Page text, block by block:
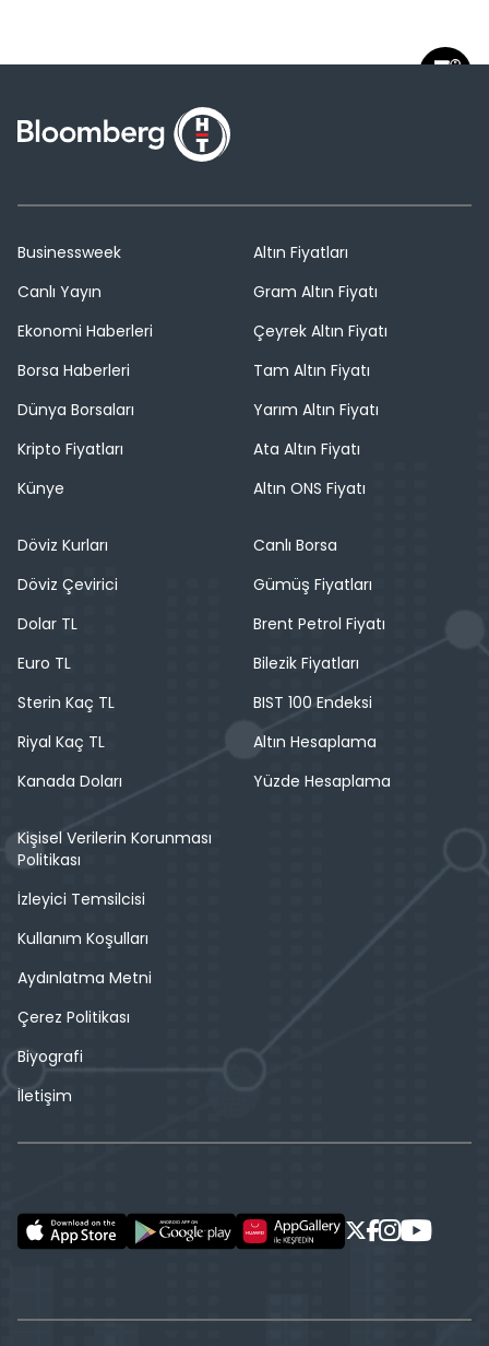
Businessweek
Canlı Yayın
Ekonomi Haberleri
Borsa Haberleri
Dünya Borsaları
Kripto Fiyatları
Künye
Altın Fiyatları
Gram Altın Fiyatı
Çeyrek Altın Fiyatı
Tam Altın Fiyatı
Yarım Altın Fiyatı
Ata Altın Fiyatı
Altın ONS Fiyatı
Döviz Kurları
Döviz Çevirici
Dolar TL
Euro TL
Sterin Kaç TL
Riyal Kaç TL
Kanada Doları
Canlı Borsa
Gümüş Fiyatları
Brent Petrol Fiyatı
Bilezik Fiyatları
BIST 100 Endeksi
Altın Hesaplama
Yüzde Hesaplama
Kişisel Verilerin Korunması
Politikası
İzleyici Temsilcisi
Kullanım Koşulları
Aydınlatma Metni
Çerez Politikası
Biyografi
İletişim